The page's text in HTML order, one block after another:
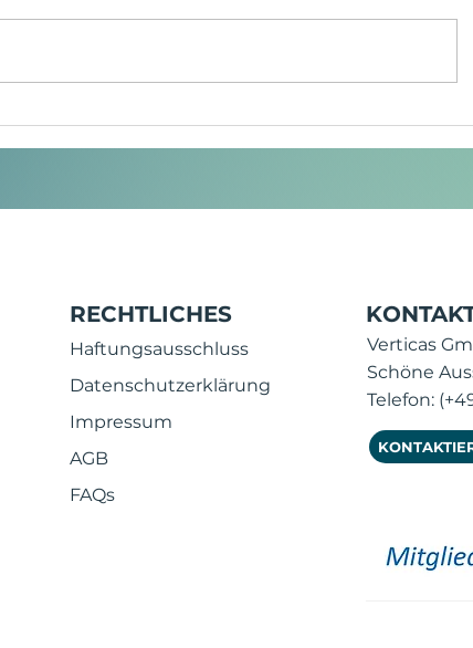
RECHTLICHES
Haftungsausschluss
Datenschutzerklärung
Impressum
AGB
FAQs
Verticas
Schöne
Telefon: